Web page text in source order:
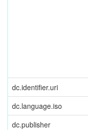
dc.identifier.uri
dc.language.iso
dc.publisher